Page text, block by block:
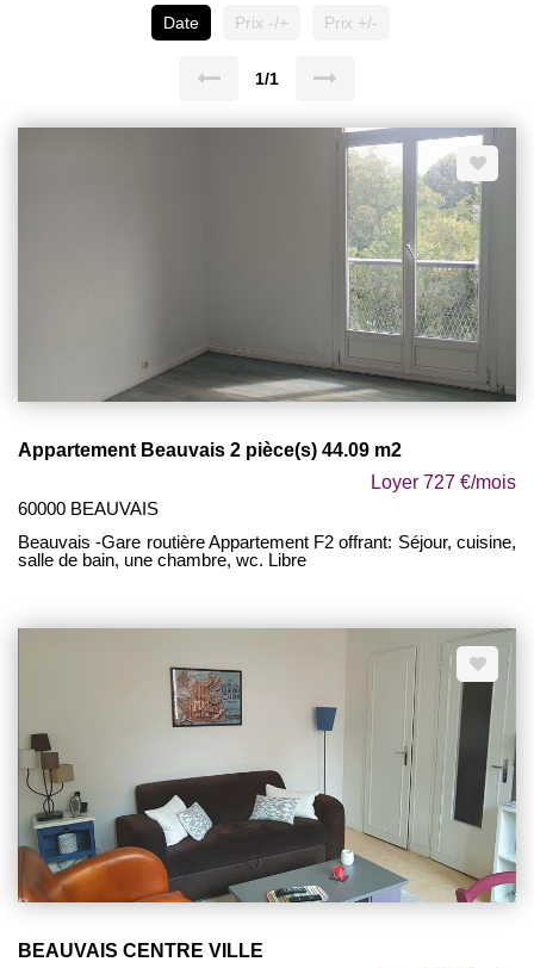
Date
Prix -/+ Prix +/-
1/1
Appartement Beauvais 2 pièce(s) 44.09 m2
Loyer 727 €/mois
60000 BEAUVAIS
Beauvais -Gare routière Appartement F2 offrant: Séjour, cuisine,
salle de bain, une chambre, wc. Libre
BEAUVAIS CENTRE VILLE